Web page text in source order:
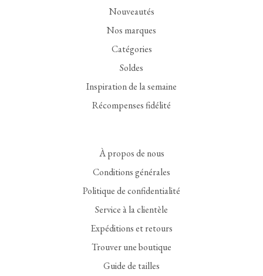
Nouveautés
Nos marques
Catégories
Soldes
Inspiration de la semaine
Récompenses fidélité
À propos de nous
Conditions générales
Politique de confidentialité
Service à la clientèle
Expéditions et retours
Trouver une boutique
Guide de tailles